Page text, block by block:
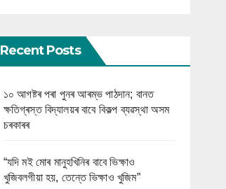
Recent Posts
১০ আগষ্টৰ পৰা পুনৰ আৰম্ভ পাঠদান; বানত
ক্ষতিগ্ৰস্ত বিদ্যালয়ৰ বাবে বিকল্প ব্যৱস্থা অসম
চৰকাৰৰ
“যদি মই মোৰ মানুহখিনিৰ বাবে ভিক্ষাও
খুজিবলগীয়া হয়, তেন্তে ভিক্ষাও খুজিম”